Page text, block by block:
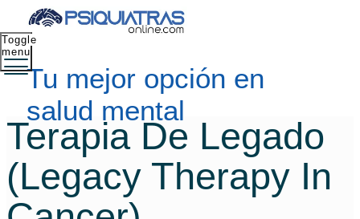
Tu mejor opción en
salud mental
Toggle
menu
Terapia De Legado
(legacy Therapy In